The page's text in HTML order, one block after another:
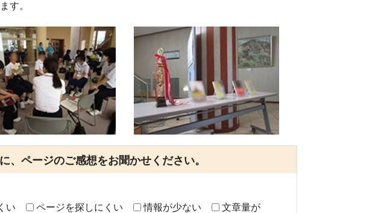
す。
、ページのご感想をお聞かせください。
い ページを探しにくい 情報が少ない
文章量が